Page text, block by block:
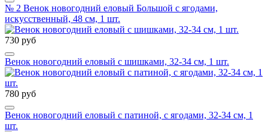
№ 2 Венок новогодний еловый Большой с ягодами,
искусственный, 48 см, 1 шт.
730 руб
Венок новогодний еловый с шишками, 32-34 см, 1 шт.
780 руб
Венок новогодний еловый с патиной, с ягодами, 32-34 см, 1
шт.